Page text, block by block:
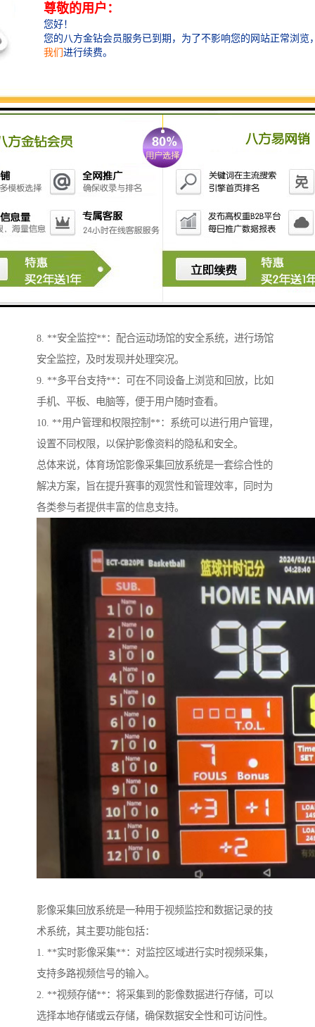
体育赛事或活动的影像资料。其主要功能包括：
1. **实时影像采集**：通过摄像头系统，实时采集运动
从不同的角度观看赛事，增加观看的乐趣和体验。
3. **高清录像**：提供高分辨率视频录制，确保回放时
图像质量清晰，细节丰富。
4. **回放功能**：可以快速定位到赛事关键时刻进行回
放，帮助观众、教练、裁判等分析赛事过程。
5. **数据分析**：结合影像，提供数据统计和分析功
能，例如运动员的表现、战术变化、球队对抗等。
6. **实时转播**：能够与直播平台对接，实现赛事的实
时在线直播，扩大观众范围。
8. **安全监控**：配合运动场馆的安全系统，进行场馆
安全监控，及时发现并处理突况。
9. **多平台支持**：可在不同设备上浏览和回放，比如
手机、平板、电脑等，便于用户随时查看。
10. **用户管理和权限控制**：系统可以进行用户管理，
设置不同权限，以保护影像资料的隐私和安全。
总体来说，体育场馆影像采集回放系统是一套综合性的
解决方案，旨在提升赛事的观赏性和管理效率，同时为
各类参与者提供丰富的信息支持。
影像采集回放系统是一种用于视频监控和数据记录的技
术系统，其主要功能包括：
1. **实时影像采集**：对监控区域进行实时视频采集，
支持多路视频信号的输入。
2. **视频存储**：将采集到的影像数据进行存储，可以
选择本地存储或云存储，确保数据安全性和可访问性。